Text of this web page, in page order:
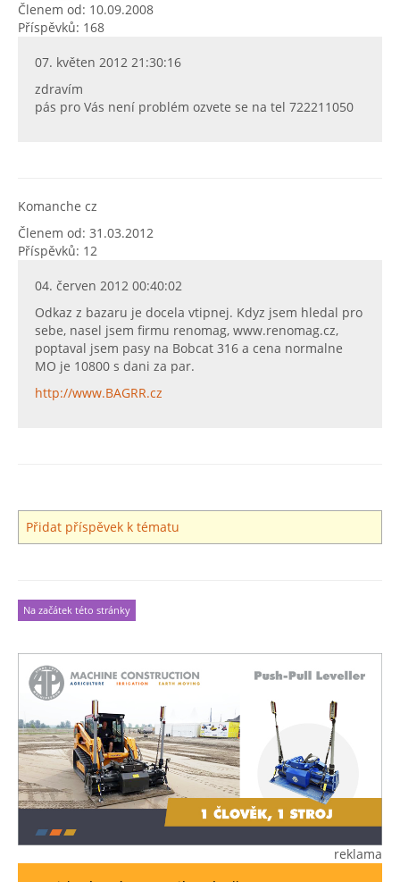
Členem od: 10.09.2008
Příspěvků: 168
07. květen 2012 21:30:16
zdravím
pás pro Vás není problém ozvete se na tel 722211050
Komanche cz
Členem od: 31.03.2012
Příspěvků: 12
04. červen 2012 00:40:02
Odkaz z bazaru je docela vtipnej. Kdyz jsem hledal pro
sebe, nasel jsem firmu renomag, www.renomag.cz,
poptaval jsem pasy na Bobcat 316 a cena normalne
MO je 10800 s dani za par.
http://www.BAGRR.cz
Přidat příspěvek k tématu
Na začátek této stránky
reklama